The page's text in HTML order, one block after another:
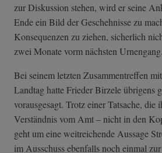
zur Diskussion stehen, wird er seine
Ende ein Bild der Geschehnisse zu
Konsequenzen zu ziehen, sicherlich
zwei Monate vorm nächsten Urnengang.
Bei seinem letzten Zusammentreffen
Landtag hatte Frieder Birzele übrigens
vorausgesagt. Trotz einer Tatsache, die
Verständnis vom Amt – nicht in den
geht um eine weitreichende Aussage
im Ausschuss ebenfalls noch einmal